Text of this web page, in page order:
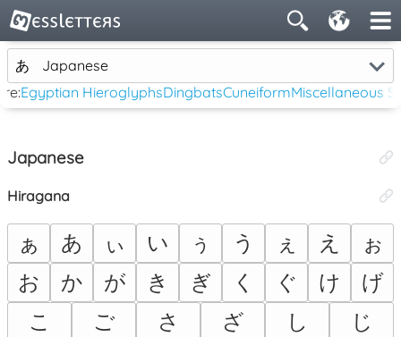
あ
Japanese
Egyptian HieroglyphsDingbatsCuneiformMiscellaneous
Japanese
Hiragana
ぁ あ ぃ い ぅ う ぇ え
ぉ
お
か が き ぎ く ぐ け
げ
こ
ご さ ざ し じ